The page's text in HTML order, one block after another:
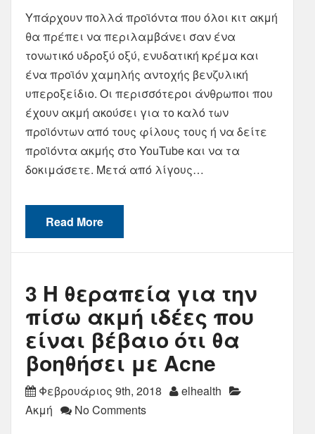
Υπάρχουν πολλά προϊόντα που όλοι κιτ ακμή
θα πρέπει να περιλαμβάνει σαν ένα
τονωτικό υδροξύ οξύ, ενυδατική κρέμα και
ένα προϊόν χαμηλής αντοχής βενζυλική
υπεροξείδιο. Οι περισσότεροι άνθρωποι που
έχουν ακμή ακούσει για το καλό των
προϊόντων από τους φίλους τους ή να δείτε
προϊόντα ακμής στο YouTube και να τα
δοκιμάσετε. Μετά από λίγους…
Read More
3 Η θεραπεία για την
πίσω ακμή ιδέες που
είναι βέβαιο ότι θα
βοηθήσει με Acne
Φεβρουάριος 9th, 2018
elhealth
Ακμή
No Comments